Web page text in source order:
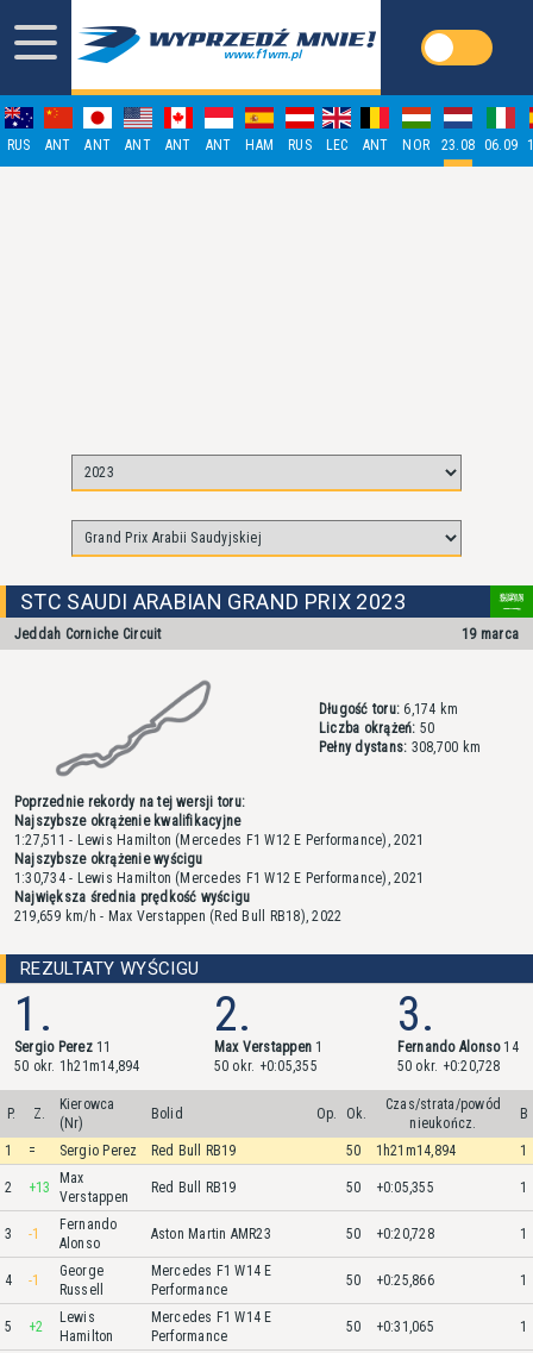
RUS ANT ANT ANT ANT ANT HAM RUS LEC ANT NOR 23.08 06.09
STC SAUDI ARABIAN GRAND PRIX 2023
Jeddah Corniche Circuit 19 marca
Długość toru: 6,174 km
Liczba okrążeń: 50
Pełny dystans: 308,700 km
Poprzednie rekordy na tej wersji toru:
Najszybsze okrążenie kwalifikacyjne
1:27,511 - Lewis Hamilton (Mercedes F1 W12 E Performance), 2021
Najszybsze okrążenie wyścigu
1:30,734 - Lewis Hamilton (Mercedes F1 W12 E Performance), 2021
Największa średnia prędkość wyścigu
219,659 km/h - Max Verstappen (Red Bull RB18), 2022
REZULTATY WYŚCIGU
1.
Sergio Perez11
50 okr. 1h21m14,894
2.
Max Verstappen 1
50 okr. +0:05,355
3.
Fernando Alonso14
50 okr. +0:20,728
P. Z.
Kierowca
(Nr)
Bolid Op. Ok.
Czas/strata/powód
nieukończ.
B
1 = Sergio Perez Red Bull RB19 50 1h21m14,894 1
2 +13
Max
Verstappen
Red Bull RB19 50 +0:05,355 1
3 -1
Fernando
Alonso
Aston Martin AMR23 50 +0:20,728 1
4 -1
George
Russell
Mercedes F1 W14 E
Performance
50 +0:25,866 1
5 +2
Lewis
Hamilton
Mercedes F1 W14 E
Performance
50 +0:31,065 1